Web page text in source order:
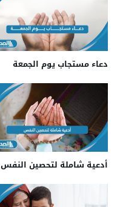
دعاء مستجاب يوم الجمعة
أدعية شاملة لتحصين النفس